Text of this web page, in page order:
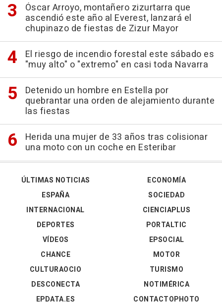
Óscar Arroyo, montañero zizurtarra que
ascendió este año al Everest, lanzará el
chupinazo de fiestas de Zizur Mayor
El riesgo de incendio forestal este sábado es
"muy alto" o "extremo" en casi toda Navarra
Detenido un hombre en Estella por
quebrantar una orden de alejamiento durante
las fiestas
Herida una mujer de 33 años tras colisionar
una moto con un coche en Esteribar
ÚLTIMAS NOTICIAS
ESPAÑA
INTERNACIONAL
DEPORTES
VÍDEOS
ECONOMÍA
SOCIEDAD
CIENCIAPLUS
PORTALTIC
EPSOCIAL
CHANCE
CULTURAOCIO
DESCONECTA
EPDATA.ES
MOTOR
TURISMO
NOTIMÉRICA
CONTACTOPHOTO